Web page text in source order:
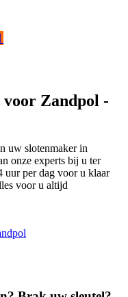
Zandpol -
uw slotenmaker in
onze experts bij u ter
uur per dag voor u klaar
voor u altijd